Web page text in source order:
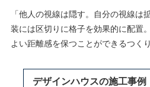
「他人の視線は隠す。自分の視線は
装には区切りに格子を効果的に配置
よい距離感を保つことができるつく
デザインハウスの施工事例